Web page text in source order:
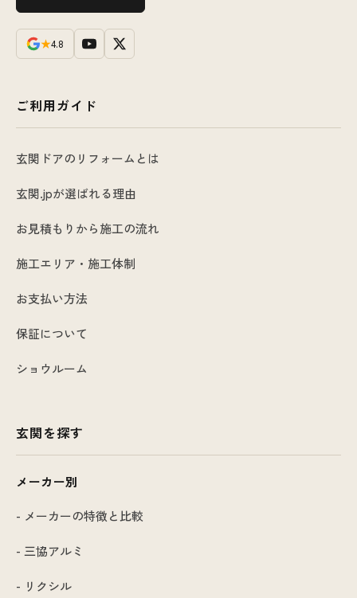
★4.8
ご利用ガイド
玄関ドアのリフォームとは
玄関.jpが選ばれる理由
お見積もりから施工の流れ
施工エリア・施工体制
お支払い方法
保証について
ショウルーム
玄関を探す
メーカー別
- メーカーの特徴と比較
- 三協アルミ
- リクシル